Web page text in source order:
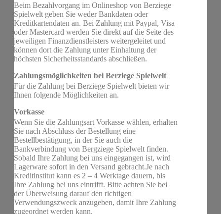
Beim Bezahlvorgang im Onlineshop von Berziege
Spielwelt geben Sie weder Bankdaten oder
Kreditkartendaten an. Bei Zahlung mit Paypal, Visa
oder Mastercard werden Sie direkt auf die Seite des
jeweiligen Finanzdienstleisters weitergeleitet und
können dort die Zahlung unter Einhaltung der
höchsten Sicherheitsstandards abschließen.
Zahlungsmöglichkeiten bei Berziege Spielwelt
Für die Zahlung bei Berziege Spielwelt bieten wir
Ihnen folgende Möglichkeiten an.
Vorkasse
Wenn Sie die Zahlungsart Vorkasse wählen, erhalten
Sie nach Abschluss der Bestellung eine
Bestellbestätigung, in der Sie auch die
Bankverbindung von Bergziege Spielwelt finden.
Sobald Ihre Zahlung bei uns eingegangen ist, wird
Lagerware sofort in den Versand gebracht.Je nach
Kreditinstitut kann es 2 – 4 Werktage dauern, bis
Ihre Zahlung bei uns eintrifft. Bitte achten Sie bei
der Überweisung darauf den richtigen
Verwendungszweck anzugeben, damit Ihre Zahlung
zugeordnet werden kann.